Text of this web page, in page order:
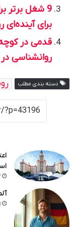
9 شغل برتر
برای
قدمی در
روانشناسی در
دسته بندی مطلب